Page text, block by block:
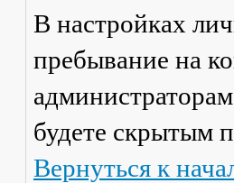
В настройках
пребывание на
будете скрытым
Вернуться к